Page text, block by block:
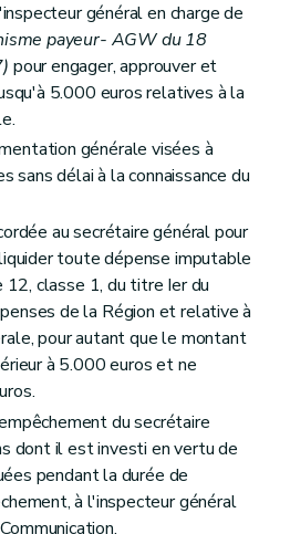
général en charge de
payeur- AGW du 18
pour engager, approuver et
5.000 euros relatives à la
générale visées à
sans délai à la connaissance du
au secrétaire général pour
toute dépense imputable
classe 1, du titre Ier du
de la Région et relative à
pour autant que le montant
à 5.000 euros et ne
du secrétaire
dont il est investi en vertu de
pendant la durée de
à l'inspecteur général